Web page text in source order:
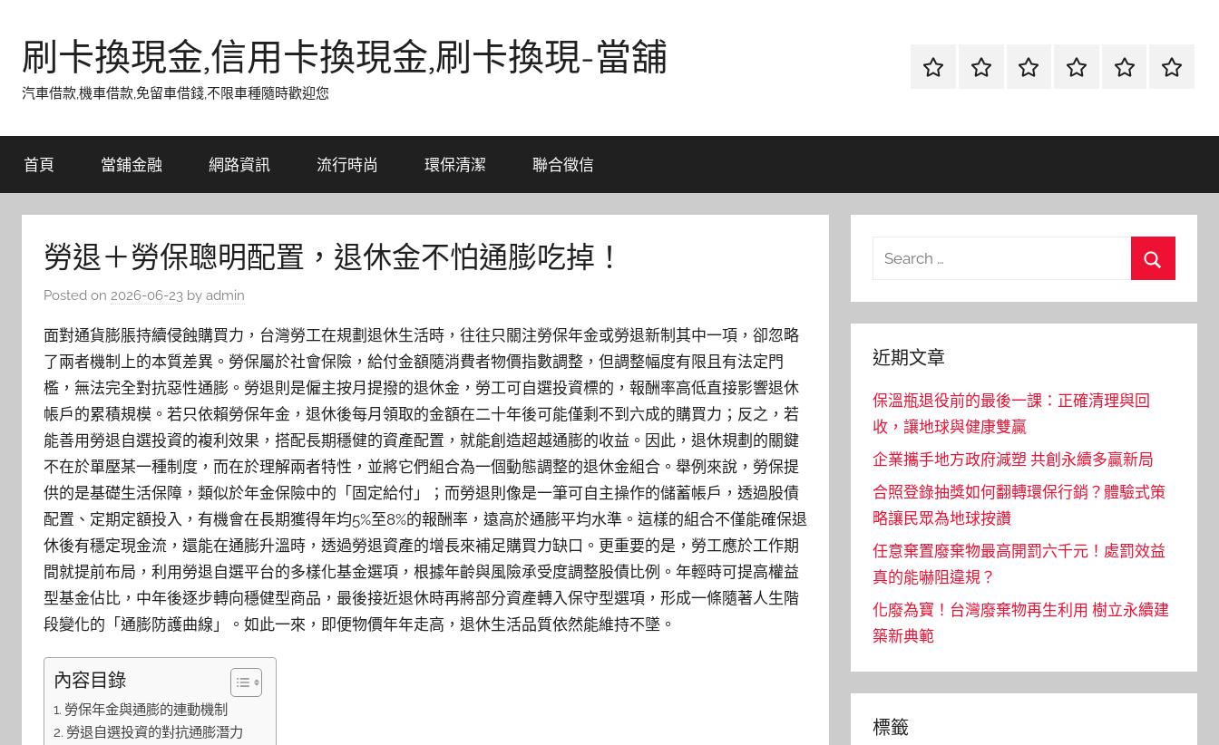
content刷卡換現金,信用卡換現金,刷卡換現-當舖
汽車借款,機車借款,免留車借錢,不限車種隨時歡迎您
首
當
網
流
環
聯
首頁 當鋪金融 網路資訊 流行時尚 環保清潔 聯合徵信
勞退＋勞保聰明配置，退休金不怕通膨吃掉！
Posted on 2026-06-23 by admin
面對通貨膨脹持續侵蝕購買力，台灣勞工在規劃退休生活時，往往只關注勞保年金或勞退新制其中一項，卻忽略
了兩者機制上的本質差異。勞保屬於社會保險，給付金額隨消費者物價指數調整，但調整幅度有限且有法定門
檻，無法完全對抗惡性通膨。勞退則是僱主按月提撥的退休金，勞工可自選投資標的，報酬率高低直接影響退休
帳戶的累積規模。若只依賴勞保年金，退休後每月領取的金額在二十年後可能僅剩不到六成的購買力；反之，若
能善用勞退自選投資的複利效果，搭配長期穩健的資產配置，就能創造超越通膨的收益。因此，退休規劃的關鍵
不在於單壓某一種制度，而在於理解兩者特性，並將它們組合為一個動態調整的退休金組合。舉例來說，勞保提
供的是基礎生活保障，類似於年金保險中的「固定給付」；而勞退則像是一筆可自主操作的儲蓄帳戶，透過股債
配置、定期定額投入，有機會在長期獲得年均5%至8%的報酬率，遠高於通膨平均水準。這樣的組合不僅能確保退
休後有穩定現金流，還能在通膨升溫時，透過勞退資產的增長來補足購買力缺口。更重要的是，勞工應於工作期
間就提前布局，利用勞退自選平台的多樣化基金選項，根據年齡與風險承受度調整股債比例。年輕時可提高權益
型基金佔比，中年後逐步轉向穩健型商品，最後接近退休時再將部分資產轉入保守型選項，形成一條隨著人生階
段變化的「通膨防護曲線」。如此一來，即便物價年年走高，退休生活品質依然能維持不墜。
內容目錄
勞保年金與通膨的連動機制
勞退自選投資的對抗通膨潛力
Search
近期文章
保溫瓶退役前的最後一課：正確清理與回
收，讓地球與健康雙贏
企業攜手地方政府減塑 共創永續多贏新局
合照登錄抽獎如何翻轉環保行銷？體驗式策
略讓民眾為地球按讚
任意棄置廢棄物最高開罰六千元！處罰效益
真的能嚇阻違規？
化廢為寶！台灣廢棄物再生利用 樹立永續建
築新典範
標籤